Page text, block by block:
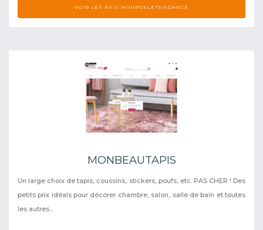
VOIR LES AVIS MONPOELETENDANCE
MONBEAUTAPIS
Un large choix de tapis, coussins, stickers, poufs, etc. PAS CHER ! Des
petits prix idéals pour décorer chambre, salon, salle de bain et toutes
les autres...